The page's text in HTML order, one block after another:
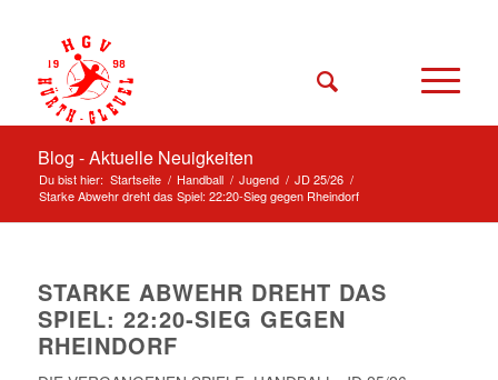
Blog - Aktuelle Neuigkeiten
Du bist hier: Startseite / Handball / Jugend / JD 25/26 /
Starke Abwehr dreht das Spiel: 22:20‑Sieg gegen Rheindorf
STARKE ABWEHR DREHT DAS
SPIEL: 22:20‑SIEG GEGEN
RHEINDORF